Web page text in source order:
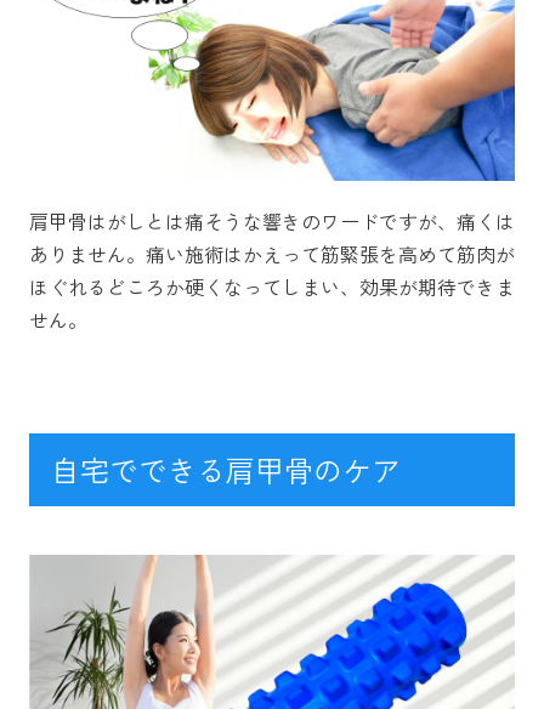
肩甲骨はがしとは痛そうな響きのワードですが、痛くは
ありません。痛い施術はかえって筋緊張を高めて筋肉が
ほぐれるどころか硬くなってしまい、効果が期待できま
せん。
自宅でできる肩甲骨のケア